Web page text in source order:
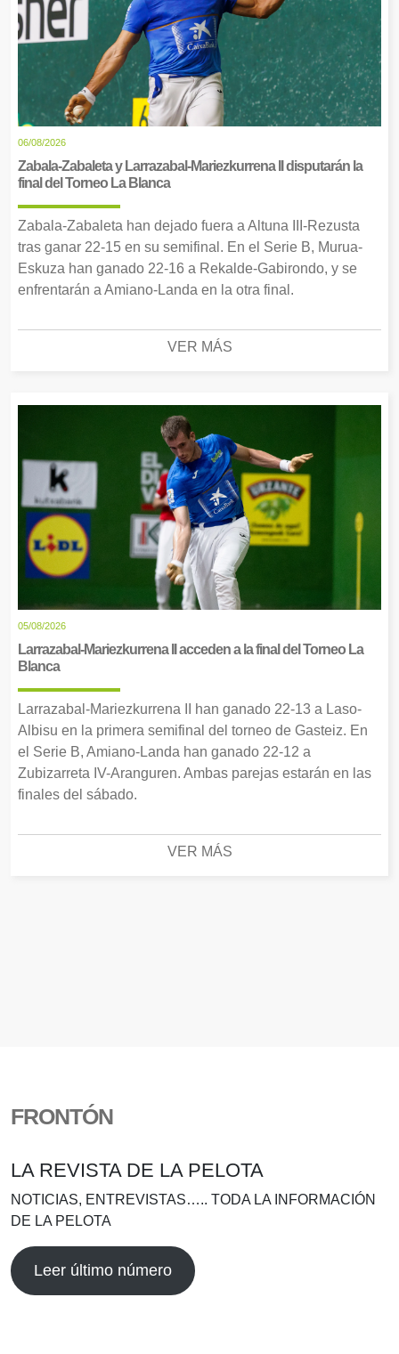
06/08/2026
Zabala-Zabaleta y Larrazabal-Mariezkurrena II disputarán la
final del Torneo La Blanca
Zabala-Zabaleta han dejado fuera a Altuna III-Rezusta
tras ganar 22-15 en su semifinal. En el Serie B, Murua-
Eskuza han ganado 22-16 a Rekalde-Gabirondo, y se
enfrentarán a Amiano-Landa en la otra final.
VER MÁS
05/08/2026
Larrazabal-Mariezkurrena II acceden a la final del Torneo La
Blanca
Larrazabal-Mariezkurrena II han ganado 22-13 a Laso-
Albisu en la primera semifinal del torneo de Gasteiz. En
el Serie B, Amiano-Landa han ganado 22-12 a
Zubizarreta IV-Aranguren. Ambas parejas estarán en las
finales del sábado.
VER MÁS
FRONTÓN
LA REVISTA DE LA PELOTA
NOTICIAS, ENTREVISTAS….. TODA LA INFORMACIÓN
DE LA PELOTA
Leer último número